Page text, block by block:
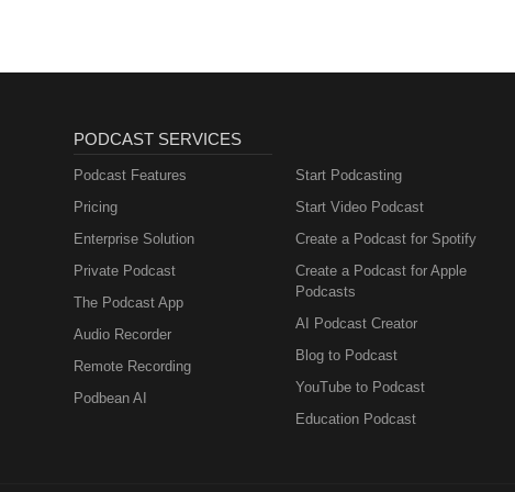
PODCAST SERVICES
Podcast Features
Pricing
Enterprise Solution
Private Podcast
The Podcast App
Audio Recorder
Remote Recording
Podbean AI
Start Podcasting
Start Video Podcast
Create a Podcast for Spotify
Create a Podcast for Apple
Podcasts
AI Podcast Creator
Blog to Podcast
YouTube to Podcast
Education Podcast